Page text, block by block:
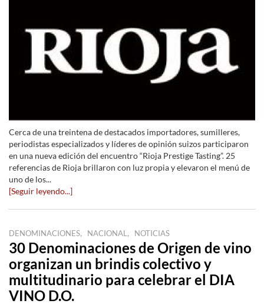
Cerca de una treintena de destacados importadores, sumilleres,
periodistas especializados y líderes de opinión suizos participaron
en una nueva edición del encuentro “Rioja Prestige Tasting”. 25
referencias de Rioja brillaron con luz propia y elevaron el menú de
uno de los...
[Seguir leyendo...]
DENOMINACIONES, NACIONAL , NOTICIAS
30 Denominaciones de Origen de vino
organizan un brindis colectivo y
multitudinario para celebrar el DIA
VINO D.O.